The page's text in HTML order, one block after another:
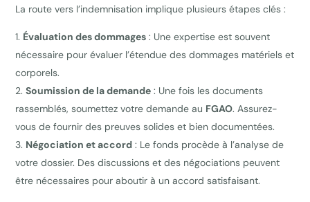
La route vers l’indemnisation implique plusieurs étapes clés :
Évaluation des dommages : Une expertise est souvent
nécessaire pour évaluer l’étendue des dommages matériels et
corporels.
Soumission de la demande : Une fois les documents
rassemblés, soumettez votre demande au FGAO. Assurez-
vous de fournir des preuves solides et bien documentées.
Négociation et accord : Le fonds procède à l’analyse de
votre dossier. Des discussions et des négociations peuvent
être nécessaires pour aboutir à un accord satisfaisant.